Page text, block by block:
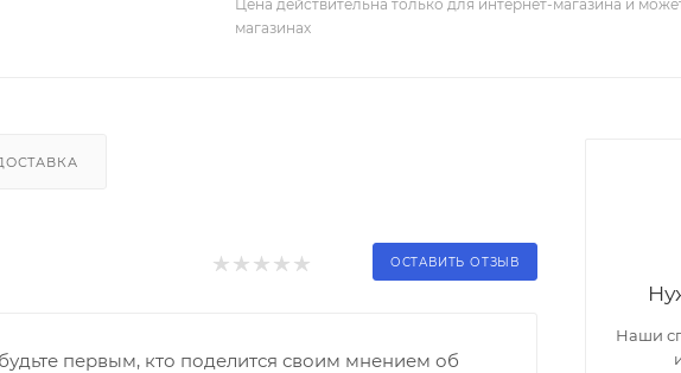
Цена действительна только для интернет-магазина и
магазинах
ОСТАВИТЬ ОТЗЫВ
первым, кто поделится своим мнением об
Наши